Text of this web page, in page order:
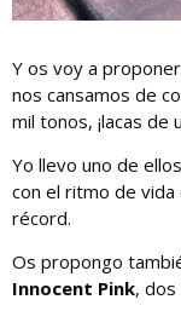
Y os voy a
nos cansamos de
mil tonos, ¡lacas de
Yo llevo uno de
con el ritmo de
récord.
Os propongo
Innocent Pink, dos